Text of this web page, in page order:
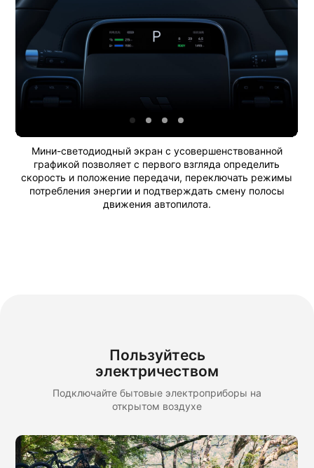
Мини-светодиодный экран с усовершенствованной
графикой позволяет с первого взгляда определить
скорость и положение передачи, переключать режимы
потребления энергии и подтверждать смену полосы
движения автопилота.
Подключайте бытовые электроприборы на
открытом воздухе
Пользуйтесь
электричеством